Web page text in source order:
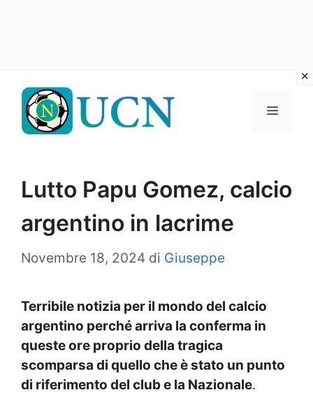
contenuto
Menu
Lutto Papu Gomez, calcio
argentino in lacrime
Novembre 18, 2024 di Giuseppe
Terribile notizia per il mondo del calcio
argentino perché arriva la conferma in
queste ore proprio della tragica
scomparsa di quello che è stato un punto
di riferimento del club e la Nazionale.